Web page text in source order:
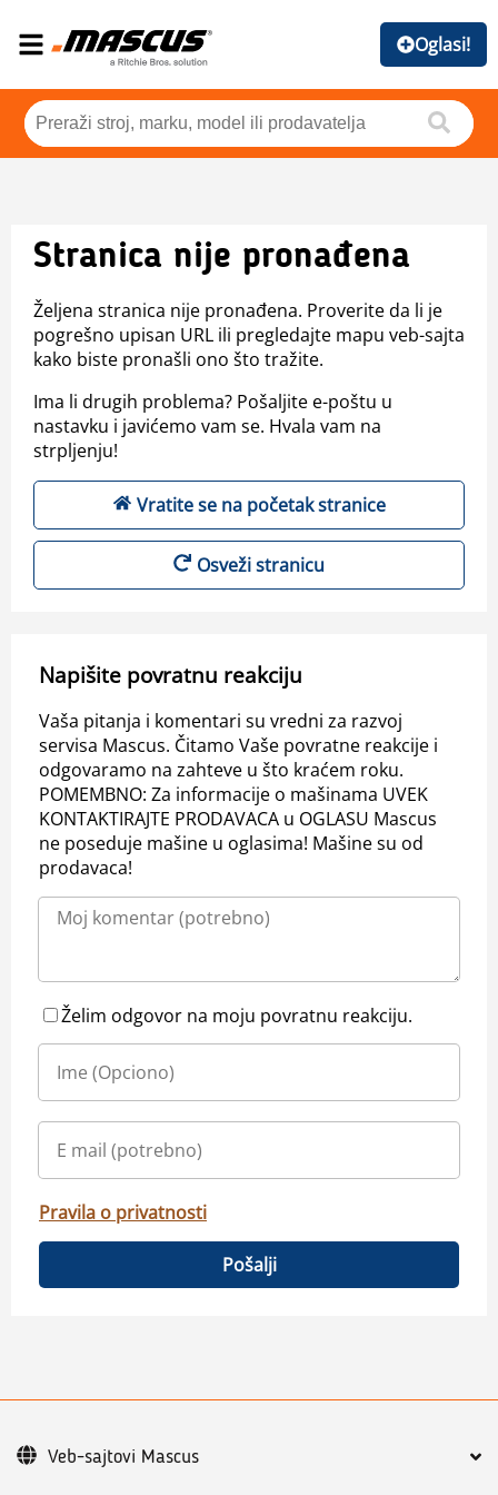
Oglasi!
Stranica nije pronađena
Željena stranica nije pronađena. Proverite da li je
pogrešno upisan URL ili pregledajte mapu veb-sajta
kako biste pronašli ono što tražite.
Ima li drugih problema? Pošaljite e-poštu u
nastavku i javićemo vam se. Hvala vam na
strpljenju!
Vratite se na početak stranice
Osveži stranicu
Napišite povratnu reakciju
Vaša pitanja i komentari su vredni za razvoj
servisa Mascus. Čitamo Vaše povratne reakcije i
odgovaramo na zahteve u što kraćem roku.
POMEMBNO: Za informacije o mašinama UVEK
KONTAKTIRAJTE PRODAVACA u OGLASU Mascus
ne poseduje mašine u oglasima! Mašine su od
prodavaca!
Želim odgovor na moju povratnu reakciju.
Pravila o privatnosti
Pošalji
Veb-sajtovi Mascus